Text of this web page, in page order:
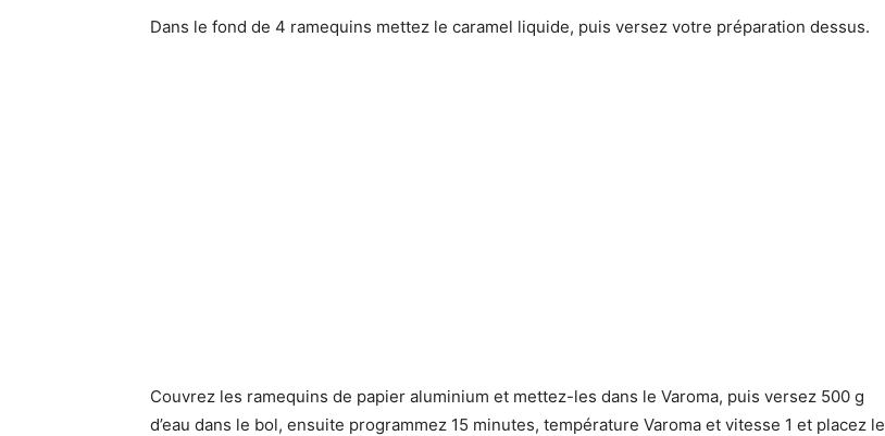
Dans le fond de 4 ramequins mettez le caramel liquide, puis versez votre préparation dessus.
Couvrez les ramequins de papier aluminium et mettez-les dans le Varoma, puis versez 500 g
d’eau dans le bol, ensuite programmez 15 minutes, température Varoma et vitesse 1 et placez le